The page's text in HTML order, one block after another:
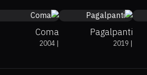
Pagalpanti
|
2019
Coma
|
2004